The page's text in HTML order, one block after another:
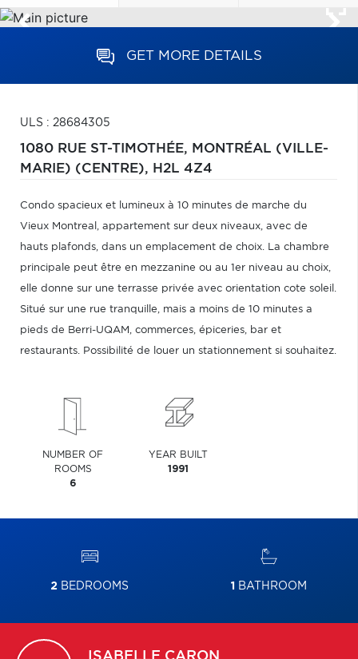
GET MORE DETAILS
ULS : 28684305
1080 RUE ST-TIMOTHÉE, MONTRÉAL (VILLE-
MARIE) (CENTRE), H2L 4Z4
Condo spacieux et lumineux à 10 minutes de marche du
Vieux Montreal, appartement sur deux niveaux, avec de
hauts plafonds, dans un emplacement de choix. La chambre
principale peut être en mezzanine ou au 1er niveau au choix,
elle donne sur une terrasse privée avec orientation cote soleil.
Situé sur une rue tranquille, mais a moins de 10 minutes a
pieds de Berri-UQAM, commerces, épiceries, bar et
restaurants. Possibilité de louer un stationnement si souhaitez.
NUMBER OF
ROOMS
6
YEAR BUILT
1991
2 BEDROOMS 1 BATHROOM